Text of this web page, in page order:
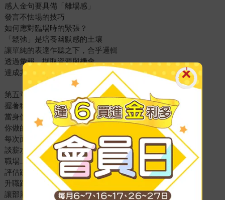
感人金句要具備「離場感」
發言不怯場的技巧
如何應對臨場時的緊張？
「鬆弛」是培養幽默感的土壤
讓單純的表達乍聽之下，合乎邏輯
透過彙報，擷取資源與機會
達成共識，其實就是一種分歧
第五章 自我升值：要「賺錢」，更要讓自己「值錢」
握著稱手的武器，當一回行走的大俠
當身價登頂時，你通常已開始走下坡……
你做的每件事，可能都在為資歷打工
每次面試，請記得「撈」點資訊
談薪水就是談判
職場上的面子與裡子
評估跳槽時的困境與出路
升職路上的誤區
讓部屬明白，什麼才是重要的事？